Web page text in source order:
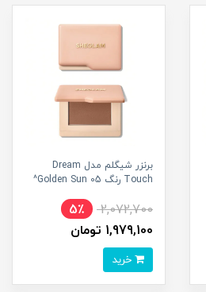
برنزر شیگلم مدل Dream
Touch رنگ 05 Golden Sun^
2,072,700
5٪
1,979,100 تومان